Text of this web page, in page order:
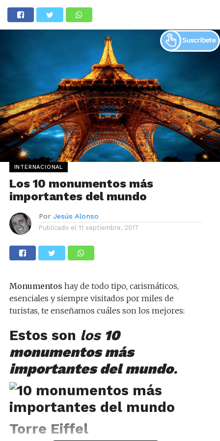
INTERNACIONAL
Los 10 monumentos más
importantes del mundo
Por Jesús Alonso
Publicado el 11 septiembre, 2017
Monumentos hay de todo tipo, carismáticos,
esenciales y siempre visitados por miles de
turistas, te enseñamos cuáles son los mejores:
Estos son los 10
monumentos más
importantes del mundo.
Torre Eiffel